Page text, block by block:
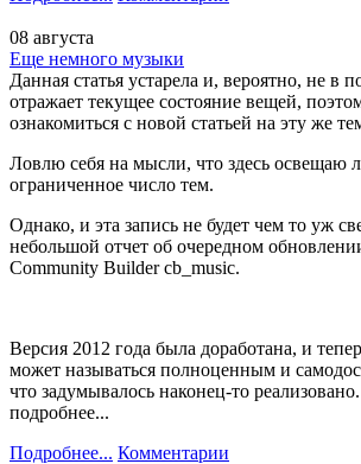
08 августа
Еще немного музыки
Данная статья устарела и, вероятно, не в
отражает текущее состояние вещей,
ознакомиться с новой статьей на эту же
Ловлю себя на мысли, что здесь освещаю
ограниченное число тем.
Однако, и эта запись не будет чем то уж
небольшой отчет об очередном
Community Builder cb_music.
Версия 2012 года была доработана, и
может называться полноценным и
что задумывалось наконец-то
подробнее...
Подробнее... Комментарии